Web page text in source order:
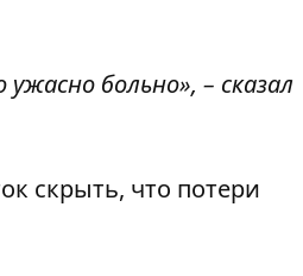
больно», – сказал
скрыть, что потери